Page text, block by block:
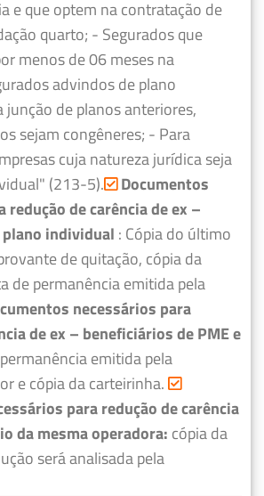
e que optem na contratação de
quarto; - Segurados que
menos de 06 meses na
advindos de plano
junção de planos anteriores,
sejam congêneres; - Para
cuja natureza jurídica seja
(213-5). Documentos
redução de carência de ex –
individual : Cópia do último
de quitação, cópia da
de permanência emitida pela
necessários para
de ex – beneficiários de PME e
emitida pela
e cópia da carteirinha.
para redução de carência
da mesma operadora: cópia da
será analisada pela